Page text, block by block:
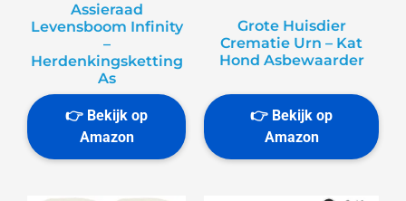
Assieraad
Levensboom Infinity
–
Herdenkingsketting
As
Grote Huisdier
Crematie Urn – Kat
Hond Asbewaarder